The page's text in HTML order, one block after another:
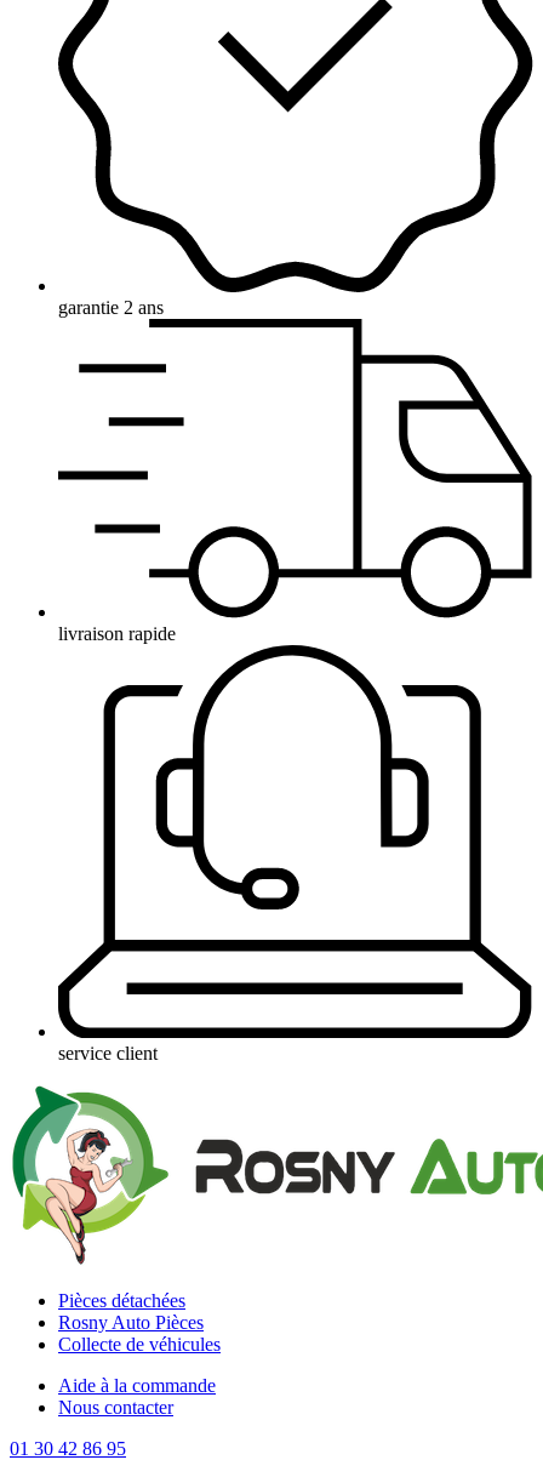
garantie 2 ans
livraison rapide
service client
Pièces détachées
Rosny Auto Pièces
Collecte de véhicules
Aide à la commande
Nous contacter
01 30 42 86 95